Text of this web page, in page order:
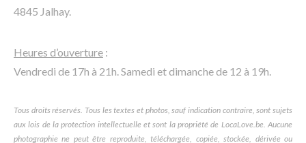
4845 Jalhay.
Heures d’ouverture :
Vendredi de 17h à 21h. Samedi et dimanche de 12 à 19h.
Tous droits réservés. Tous les textes et photos, sauf indication contraire, sont sujets
aux lois de la protection intellectuelle et sont la propriété de LocaLove.be. Aucune
photographie ne peut être reproduite, téléchargée, copiée, stockée, dérivée ou